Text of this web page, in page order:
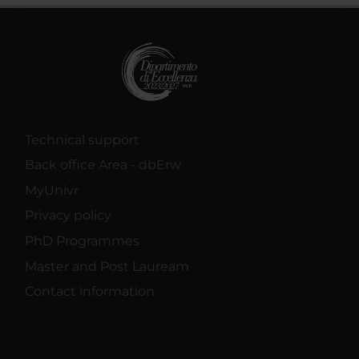
raccolto dal tuo utilizzo dei loro servizi.
Technical support
Back office Area - dbErw
MyUnivr
Privacy policy
PhD Programmes
Master and Post Lauream
Contact information